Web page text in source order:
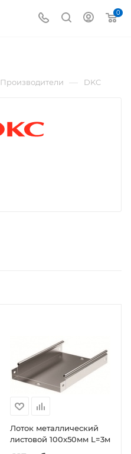
0
Производители — DKC
Лоток металлический
листовой 100x50мм L=3м